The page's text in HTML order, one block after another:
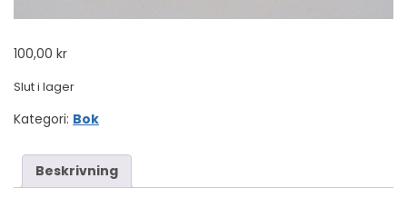
100,00 kr
Slut i lager
Kategori: Bok
Beskrivning